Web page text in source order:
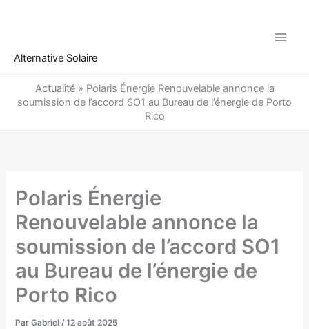
Alternative Solaire
Actualité» Polaris Énergie Renouvelable annonce la
soumission de l’accord SO1 au Bureau de l’énergie de Porto
Rico
Polaris Énergie
Renouvelable annonce la
soumission de l’accord SO1
au Bureau de l’énergie de
Porto Rico
ParGabriel/12 août 2025